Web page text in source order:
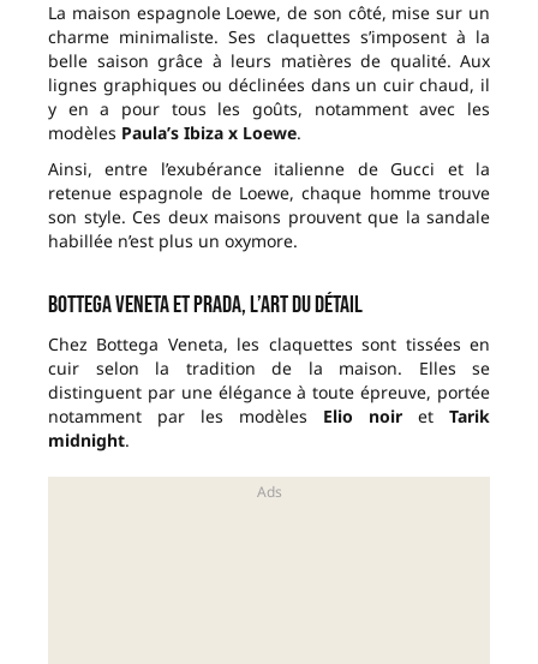
La maison espagnole Loewe, de son côté, mise sur un
charme minimaliste. Ses claquettes s’imposent à la
belle saison grâce à leurs matières de qualité. Aux
lignes graphiques ou déclinées dans un cuir chaud, il
y en a pour tous les goûts, notamment avec les
modèles Paula’s Ibiza x Loewe.
Ainsi, entre l’exubérance italienne de Gucci et la
retenue espagnole de Loewe, chaque homme trouve
son style. Ces deux maisons prouvent que la sandale
habillée n’est plus un oxymore.
Bottega Veneta et Prada, l’art du détail
Chez Bottega Veneta, les claquettes sont tissées en
cuir selon la tradition de la maison. Elles se
distinguent par une élégance à toute épreuve, portée
notamment par les modèles Elio noir et Tarik
midnight.